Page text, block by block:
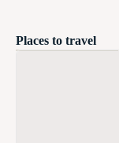
Places to travel